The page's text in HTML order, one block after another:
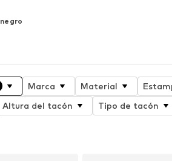
negro
Marca Material
Altura del tacón Tipo de tacón